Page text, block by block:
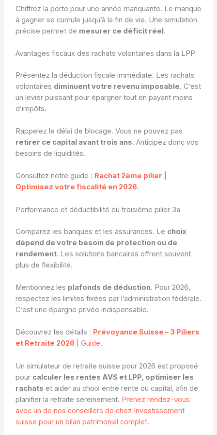
Chiffrez la perte pour une année manquante. Le manque
à gagner se cumule jusqu’à la fin de vie. Une simulation
précise permet de mesurer ce déficit réel.
Avantages fiscaux des rachats volontaires dans la LPP
Présentez la déduction fiscale immédiate. Les rachats
volontaires diminuent votre revenu imposable. C’est
un levier puissant pour épargner tout en payant moins
d’impôts.
Rappelez le délai de blocage. Vous ne pouvez pas
retirer ce capital avant trois ans. Anticipez donc vos
besoins de liquidités.
Consultez notre guide : Rachat 2ème pilier |
Optimisez votre fiscalité en 2026.
Performance et déductibilité du troisième pilier 3a
Comparez les banques et les assurances. Le choix
dépend de votre besoin de protection ou de
rendement. Les solutions bancaires offrent souvent
plus de flexibilité.
Mentionnez les plafonds de déduction. Pour 2026,
respectez les limites fixées par l’administration fédérale.
C’est une épargne privée indispensable.
Découvrez les détails : Prévoyance Suisse – 3 Piliers
et Retraite 2026| Guide.
Un simulateur de retraite suisse pour 2026 est proposé
pour calculer les rentes AVS et LPP, optimiser les
rachats et aider au choix entre rente ou capital, afin de
planifier la retraite sereinement. Prenez rendez-vous
avec un de nos conseillers de chez Investissement
suisse pour un bilan patrimonial complet.